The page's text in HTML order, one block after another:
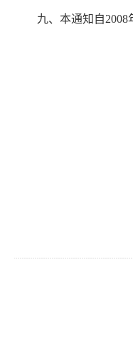
九、本通知自2008年